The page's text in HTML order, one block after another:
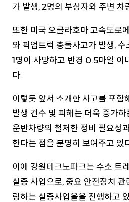
가 발생, 2명의 부상자와 주변 차
또한 미국 오클라호마 고속도로
와 픽업트럭 충돌사고가 발생,
1명이 사망하고 반경 0.5마일 이
다.
이렇듯 앞서 소개한 사고를 포함
발생 건수 및 피해는 더욱 증가
운반차량의 철저한 정비 필요성
한다는 점을 분명히 보여주고 있
이에 강원테크노파크는 수소 트
실증 사업으로, 중요 안전장치 관
링하는 실증사업을을 진행하고